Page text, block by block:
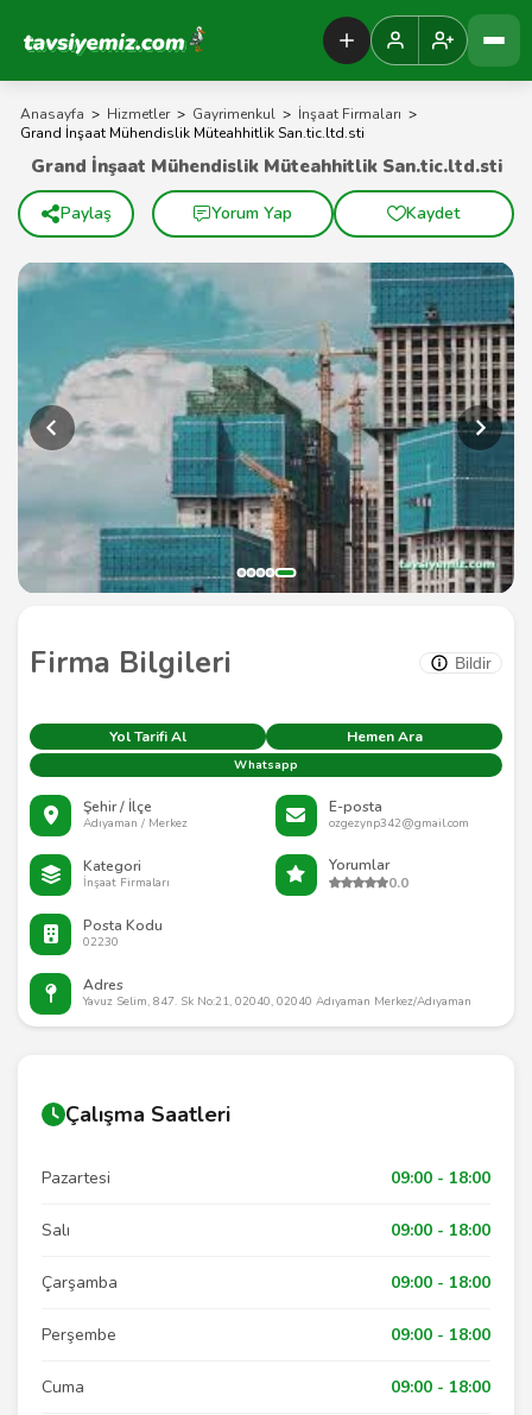
Tavsiyemiz Anasayfa
Anasayfa > Hizmetler > Gayrimenkul > İnşaat Firmaları >
Grand İnşaat Mühendislik Müteahhitlik San.tic.ltd.sti
Firma Bilgileri Bildir
Yol Tarifi Al Hemen Ara
Whatsapp
Şehir / İlçe
Adıyaman / Merkez
E-posta
ozgezynp342@gmail.com
Kategori
İnşaat Firmaları
Yorumlar
0.0
Posta Kodu
02230
Adres
Yavuz Selim, 847. Sk No:21, 02040, 02040 Adıyaman Merkez/Adıyaman
Grand İnşaat Mühendislik Müteahhitlik San.tic.ltd.sti
Paylaş Yorum Yap Kaydet
Çalışma Saatleri
Pazartesi 09:00 - 18:00
Salı 09:00 - 18:00
Çarşamba 09:00 - 18:00
Perşembe 09:00 - 18:00
Cuma 09:00 - 18:00